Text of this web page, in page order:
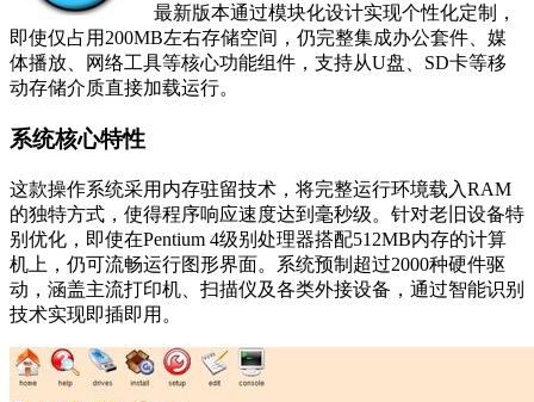
最新版本通过模块化设计实现个性化定制，
即使仅占用200MB左右存储空间，仍完整集成办公套件、媒
体播放、网络工具等核心功能组件，支持从U盘、SD卡等移
动存储介质直接加载运行。
系统核心特性
这款操作系统采用内存驻留技术，将完整运行环境载入RAM
的独特方式，使得程序响应速度达到毫秒级。针对老旧设备特
别优化，即使在Pentium 4级别处理器搭配512MB内存的计算
机上，仍可流畅运行图形界面。系统预制超过2000种硬件驱
动，涵盖主流打印机、扫描仪及各类外接设备，通过智能识别
技术实现即插即用。